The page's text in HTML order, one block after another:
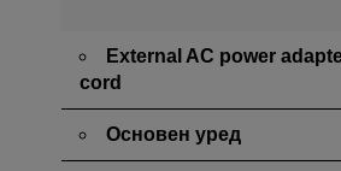
External AC power
cord
Основен уред